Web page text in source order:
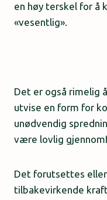
en høy terskel for å
«vesentlig».
Det er også rimelig
utvise en form for
unødvendig
være lovlig
Det forutsettes
tilbakevirkende